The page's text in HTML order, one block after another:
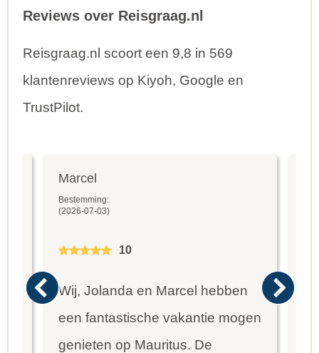
Reviews over Reisgraag.nl
Reisgraag.nl scoort een 9,8 in 569
klantenreviews op Kiyoh, Google en
TrustPilot.
Marcel
Bestemming:
(2026-07-03)
10
Wij, Jolanda en Marcel hebben
een fantastische vakantie mogen
genieten op Mauritus. De